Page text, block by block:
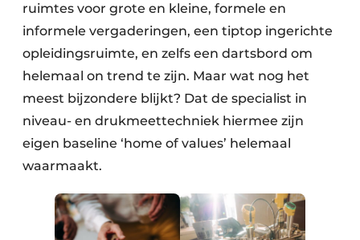
ruimtes voor grote en kleine, formele en
informele vergaderingen, een tiptop ingerichte
opleidingsruimte, en zelfs een dartsbord om
helemaal on trend te zijn. Maar wat nog het
meest bijzondere blijkt? Dat de specialist in
niveau- en drukmeettechniek hiermee zijn
eigen baseline ‘home of values’ helemaal
waarmaakt.